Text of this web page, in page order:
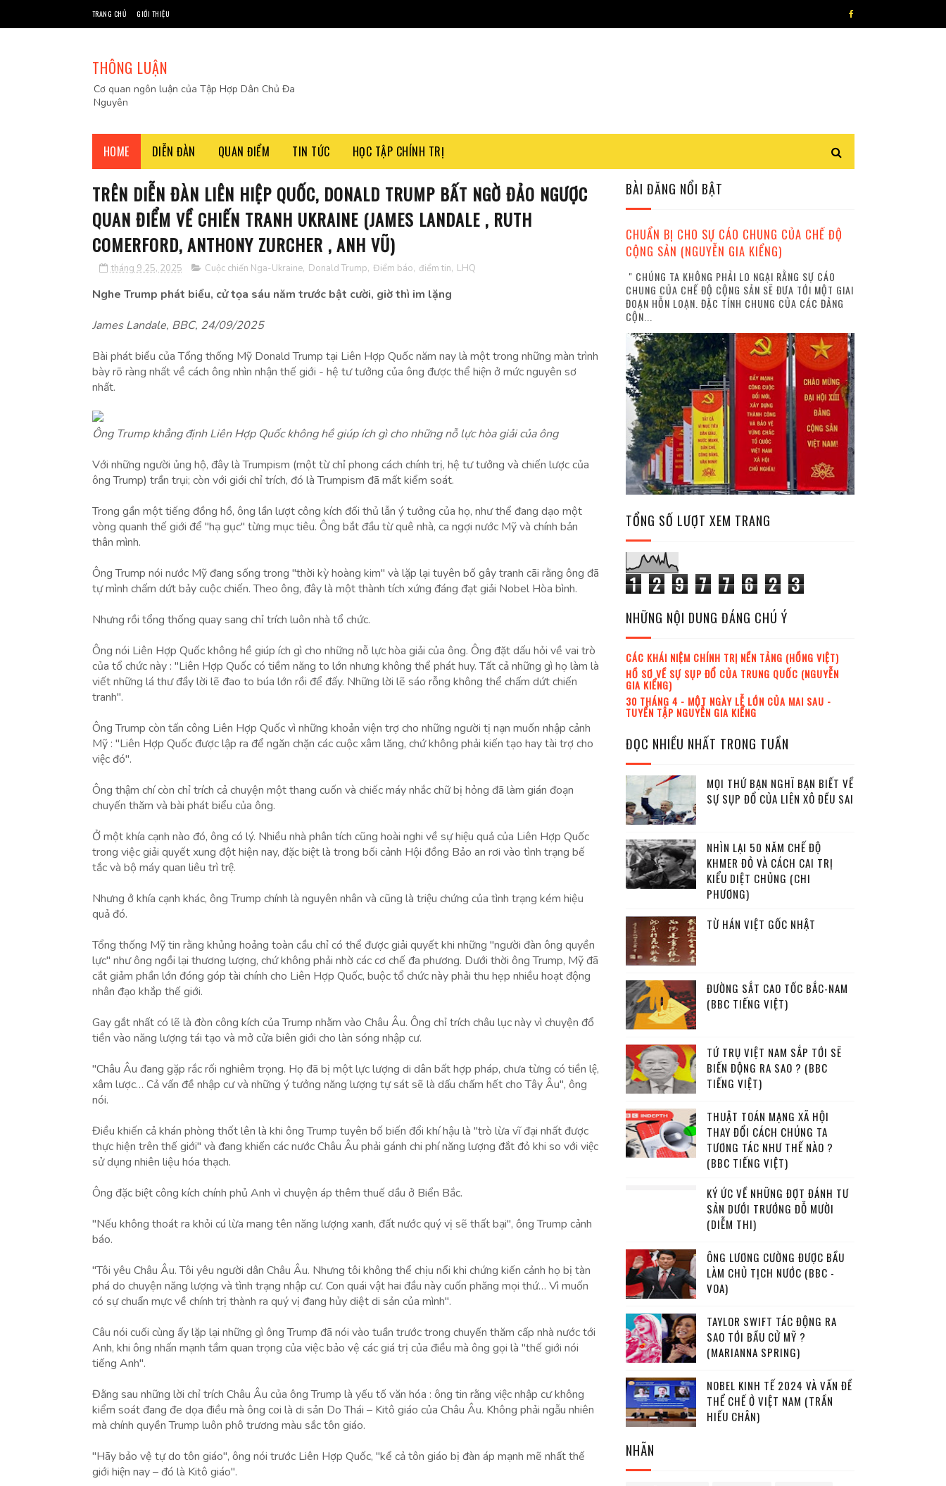
TRANG CHỦ GIỚI THIỆU
THÔNG LUẬN
Cơ quan ngôn luận của Tập Hợp Dân Chủ Đa
Nguyên
HOME DIỄN ĐÀN QUAN ĐIỂM TIN TỨC HỌC TẬP CHÍNH TRỊ
TRÊN DIỄN ĐÀN LIÊN HIỆP QUỐC, DONALD TRUMP BẤT NGỜ ĐẢO NGƯỢC
QUAN ĐIỂM VỀ CHIẾN TRANH UKRAINE (JAMES LANDALE , RUTH
COMERFORD, ANTHONY ZURCHER , ANH VŨ)
tháng 9 25, 2025 Cuộc chiến Nga-Ukraine, Donald Trump, Điểm báo, điểm tin, LHQ
Nghe Trump phát biểu, cử tọa sáu năm trước bật cười, giờ thì im lặng
James Landale, BBC, 24/09/2025
Bài phát biểu của Tổng thống Mỹ Donald Trump tại Liên Hợp Quốc năm nay là một trong những màn trình
bày rõ ràng nhất về cách ông nhìn nhận thế giới - hệ tư tưởng của ông được thể hiện ở mức nguyên sơ
nhất.
Ông Trump khẳng định Liên Hợp Quốc không hề giúp ích gì cho những nỗ lực hòa giải của ông
Với những người ủng hộ, đây là Trumpism (một từ chỉ phong cách chính trị, hệ tư tưởng và chiến lược của
ông Trump) trần trụi; còn với giới chỉ trích, đó là Trumpism đã mất kiểm soát.
Trong gần một tiếng đồng hồ, ông lần lượt công kích đối thủ lẫn ý tưởng của họ, như thể đang dạo một
vòng quanh thế giới để "hạ gục" từng mục tiêu. Ông bắt đầu từ quê nhà, ca ngợi nước Mỹ và chính bản
thân mình.
Ông Trump nói nước Mỹ đang sống trong "thời kỳ hoàng kim" và lặp lại tuyên bố gây tranh cãi rằng ông đã
tự mình chấm dứt bảy cuộc chiến. Theo ông, đây là một thành tích xứng đáng đạt giải Nobel Hòa bình.
Nhưng rồi tổng thống quay sang chỉ trích luôn nhà tổ chức.
Ông nói Liên Hợp Quốc không hề giúp ích gì cho những nỗ lực hòa giải của ông. Ông đặt dấu hỏi về vai trò
của tổ chức này : "Liên Hợp Quốc có tiềm năng to lớn nhưng không thể phát huy. Tất cả những gì họ làm là
viết những lá thư đầy lời lẽ đao to búa lớn rồi để đấy. Những lời lẽ sáo rỗng không thể chấm dứt chiến
tranh".
Ông Trump còn tấn công Liên Hợp Quốc vì những khoản viện trợ cho những người tị nạn muốn nhập cảnh
Mỹ : "Liên Hợp Quốc được lập ra để ngăn chặn các cuộc xâm lăng, chứ không phải kiến tạo hay tài trợ cho
việc đó".
Ông thậm chí còn chỉ trích cả chuyện một thang cuốn và chiếc máy nhắc chữ bị hỏng đã làm gián đoạn
chuyến thăm và bài phát biểu của ông.
Ở một khía cạnh nào đó, ông có lý. Nhiều nhà phân tích cũng hoài nghi về sự hiệu quả của Liên Hợp Quốc
trong việc giải quyết xung đột hiện nay, đặc biệt là trong bối cảnh Hội đồng Bảo an rơi vào tình trạng bế
tắc và bộ máy quan liêu trì trệ.
Nhưng ở khía cạnh khác, ông Trump chính là nguyên nhân và cũng là triệu chứng của tình trạng kém hiệu
quả đó.
Tổng thống Mỹ tin rằng khủng hoảng toàn cầu chỉ có thể được giải quyết khi những "người đàn ông quyền
lực" như ông ngồi lại thương lượng, chứ không phải nhờ các cơ chế đa phương. Dưới thời ông Trump, Mỹ đã
cắt giảm phần lớn đóng góp tài chính cho Liên Hợp Quốc, buộc tổ chức này phải thu hẹp nhiều hoạt động
nhân đạo khắp thế giới.
Gay gắt nhất có lẽ là đòn công kích của Trump nhằm vào Châu Âu. Ông chỉ trích châu lục này vì chuyện đổ
tiền vào năng lượng tái tạo và mở cửa biên giới cho làn sóng nhập cư.
"Châu Âu đang gặp rắc rối nghiêm trọng. Họ đã bị một lực lượng di dân bất hợp pháp, chưa từng có tiền lệ,
xâm lược… Cả vấn đề nhập cư và những ý tưởng năng lượng tự sát sẽ là dấu chấm hết cho Tây Âu", ông
nói.
Điều khiến cả khán phòng thốt lên là khi ông Trump tuyên bố biến đổi khí hậu là "trò lừa vĩ đại nhất được
thực hiện trên thế giới" và đang khiến các nước Châu Âu phải gánh chi phí năng lượng đắt đỏ khi so với việc
sử dụng nhiên liệu hóa thạch.
Ông đặc biệt công kích chính phủ Anh vì chuyện áp thêm thuế dầu ở Biển Bắc.
"Nếu không thoát ra khỏi cú lừa mang tên năng lượng xanh, đất nước quý vị sẽ thất bại", ông Trump cảnh
báo.
"Tôi yêu Châu Âu. Tôi yêu người dân Châu Âu. Nhưng tôi không thể chịu nổi khi chứng kiến cảnh họ bị tàn
phá do chuyện năng lượng và tình trạng nhập cư. Con quái vật hai đầu này cuốn phăng mọi thứ… Vì muốn
có sự chuẩn mực về chính trị thành ra quý vị đang hủy diệt di sản của mình".
Câu nói cuối cùng ấy lặp lại những gì ông Trump đã nói vào tuần trước trong chuyến thăm cấp nhà nước tới
Anh, khi ông nhấn mạnh tầm quan trọng của việc bảo vệ các giá trị của điều mà ông gọi là "thế giới nói
tiếng Anh".
Đằng sau những lời chỉ trích Châu Âu của ông Trump là yếu tố văn hóa : ông tin rằng việc nhập cư không
kiểm soát đang đe dọa điều mà ông coi là di sản Do Thái – Kitô giáo của Châu Âu. Không phải ngẫu nhiên
mà chính quyền Trump luôn phô trương màu sắc tôn giáo.
"Hãy bảo vệ tự do tôn giáo", ông nói trước Liên Hợp Quốc, "kể cả tôn giáo bị đàn áp mạnh mẽ nhất thế
giới hiện nay – đó là Kitô giáo".
BÀI ĐĂNG NỔI BẬT
CHUẨN BỊ CHO SỰ CÁO CHUNG CỦA CHẾ ĐỘ
CỘNG SẢN (NGUYỄN GIA KIỂNG)
" CHÚNG TA KHÔNG PHẢI LO NGẠI RẰNG SỰ CÁO
CHUNG CỦA CHẾ ĐỘ CỘNG SẢN SẼ ĐƯA TỚI MỘT GIAI
ĐOẠN HỖN LOẠN. ĐẶC TÍNH CHUNG CỦA CÁC ĐẢNG
CỘN...
TỔNG SỐ LƯỢT XEM TRANG
1 2 9 7 7 6 2 3
NHỮNG NỘI DUNG ĐÁNG CHÚ Ý
CÁC KHÁI NIỆM CHÍNH TRỊ NỀN TẢNG (HỒNG VIỆT)
HỒ SƠ VỀ SỰ SỤP ĐỔ CỦA TRUNG QUỐC (NGUYỄN
GIA KIỂNG)
30 THÁNG 4 - MỘT NGÀY LỄ LỚN CỦA MAI SAU -
TUYỂN TẬP NGUYỄN GIA KIỂNG
ĐỌC NHIỀU NHẤT TRONG TUẦN
MỌI THỨ BẠN NGHĨ BẠN BIẾT VỀ
SỰ SỤP ĐỔ CỦA LIÊN XÔ ĐỀU SAI
NHÌN LẠI 50 NĂM CHẾ ĐỘ
KHMER ĐỎ VÀ CÁCH CAI TRỊ
KIỂU DIỆT CHỦNG (CHI
PHƯƠNG)
TỪ HÁN VIỆT GỐC NHẬT
ĐƯỜNG SẮT CAO TỐC BẮC-NAM
(BBC TIẾNG VIỆT)
TỨ TRỤ VIỆT NAM SẮP TỚI SẼ
BIẾN ĐỘNG RA SAO ? (BBC
TIẾNG VIỆT)
THUẬT TOÁN MẠNG XÃ HỘI
THAY ĐỔI CÁCH CHÚNG TA
TƯƠNG TÁC NHƯ THẾ NÀO ?
(BBC TIẾNG VIỆT)
KÝ ỨC VỀ NHỮNG ĐỢT ĐÁNH TƯ
SẢN DƯỚI TRƯỚNG ĐỖ MƯỜI
(DIỄM THI)
ÔNG LƯƠNG CƯỜNG ĐƯỢC BẦU
LÀM CHỦ TỊCH NƯỚC (BBC -
VOA)
TAYLOR SWIFT TÁC ĐỘNG RA
SAO TỚI BẦU CỬ MỸ ?
(MARIANNA SPRING)
NOBEL KINH TẾ 2024 VÀ VẤN ĐỀ
THỂ CHẾ Ở VIỆT NAM (TRẦN
HIẾU CHÂN)
NHÃN